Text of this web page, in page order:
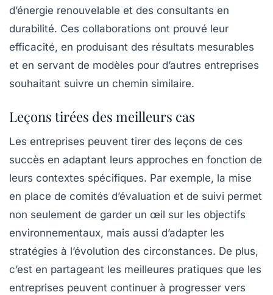
d’énergie renouvelable et des consultants en
durabilité. Ces collaborations ont prouvé leur
efficacité, en produisant des résultats mesurables
et en servant de modèles pour d’autres entreprises
souhaitant suivre un chemin similaire.
Leçons tirées des meilleurs cas
Les entreprises peuvent tirer des leçons de ces
succès en adaptant leurs approches en fonction de
leurs contextes spécifiques. Par exemple, la mise
en place de comités d’évaluation et de suivi permet
non seulement de garder un œil sur les objectifs
environnementaux, mais aussi d’adapter les
stratégies à l’évolution des circonstances. De plus,
c’est en partageant les meilleures pratiques que les
entreprises peuvent continuer à progresser vers